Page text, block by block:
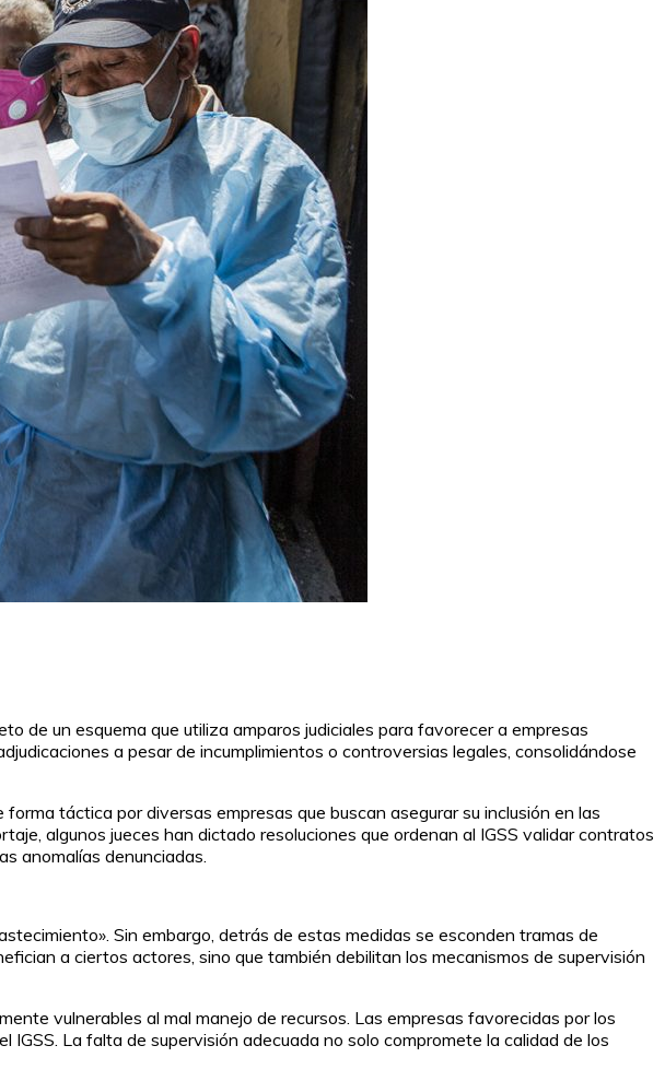
de un esquema que utiliza amparos judiciales para favorecer a empresas
a pesar de incumplimientos o controversias legales, consolidándose
táctica por diversas empresas que buscan asegurar su inclusión en las
algunos jueces han dictado resoluciones que ordenan al IGSS validar contratos
anomalías denunciadas.
Sin embargo, detrás de estas medidas se esconden tramas de
a ciertos actores, sino que también debilitan los mecanismos de supervisión
vulnerables al mal manejo de recursos. Las empresas favorecidas por los
La falta de supervisión adecuada no solo compromete la calidad de los